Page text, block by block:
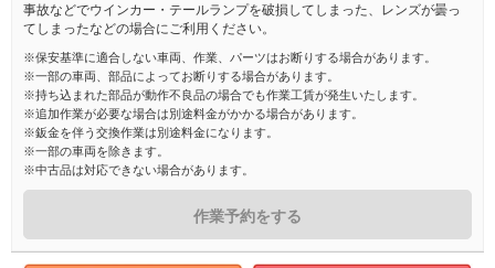
事故などでウインカー・テールランプを破損してしまった、レンズが曇っ
てしまったなどの場合にご利用ください。
※保安基準に適合しない車両、作業、パーツはお断りする場合があります。
※一部の車両、部品によってお断りする場合があります。
※持ち込まれた部品が動作不良品の場合でも作業工賃が発生いたします。
※追加作業が必要な場合は別途料金がかかる場合があります。
※鈑金を伴う交換作業は別途料金になります。
※一部の車両を除きます。
※中古品は対応できない場合があります。
作業予約をする